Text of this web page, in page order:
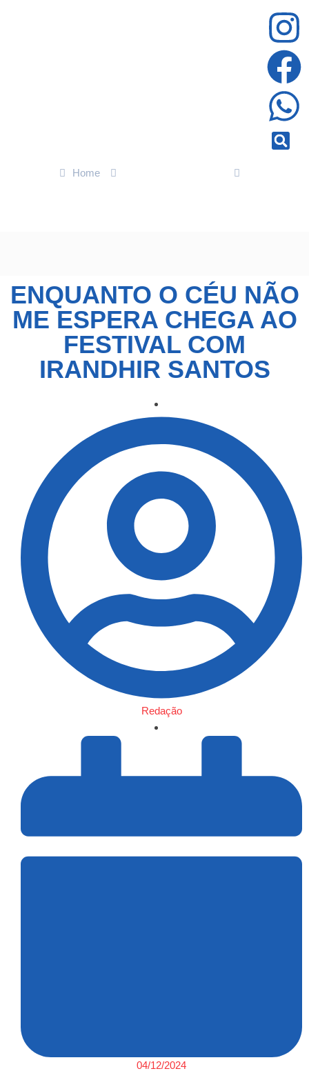
Home
ENQUANTO O CÉU NÃO
ME ESPERA CHEGA AO
FESTIVAL COM
IRANDHIR SANTOS
Redação
04/12/2024